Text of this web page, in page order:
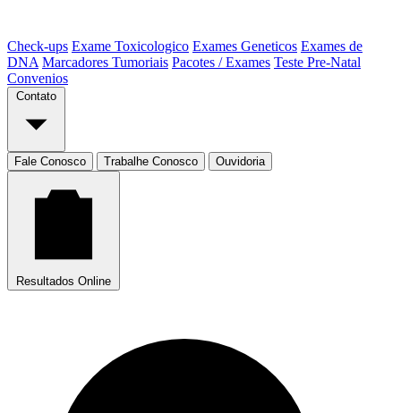
Check-ups Exame Toxicologico Exames Geneticos Exames de
DNA Marcadores Tumoriais Pacotes / Exames Teste Pre-Natal
Convenios
Fale Conosco Trabalhe Conosco Ouvidoria
Resultados Online